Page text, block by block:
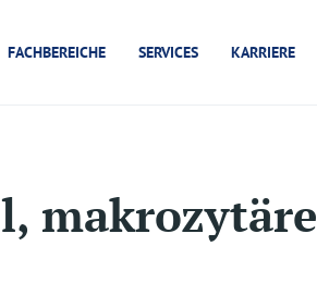
FACHBEREICHE SERVICES KARRIERE
makrozytäre